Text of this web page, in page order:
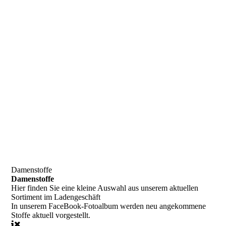
Damenstoffe
Damenstoffe
Hier finden Sie eine kleine Auswahl aus unserem aktuellen
Sortiment im Ladengeschäft
In unserem FaceBook-Fotoalbumwerden neu angekommene
Stoffe aktuell vorgestellt.